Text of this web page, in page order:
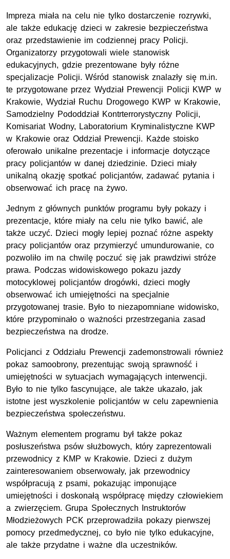
Impreza miała na celu nie tylko dostarczenie rozrywki,
ale także edukację dzieci w zakresie bezpieczeństwa
oraz przedstawienie im codziennej pracy Policji.
Organizatorzy przygotowali wiele stanowisk
edukacyjnych, gdzie prezentowane były różne
specjalizacje Policji. Wśród stanowisk znalazły się m.in.
te przygotowane przez Wydział Prewencji Policji KWP w
Krakowie, Wydział Ruchu Drogowego KWP w Krakowie,
Samodzielny Pododdział Kontrterrorystyczny Policji,
Komisariat Wodny, Laboratorium Kryminalistyczne KWP
w Krakowie oraz Oddział Prewencji. Każde stoisko
oferowało unikalne prezentacje i informacje dotyczące
pracy policjantów w danej dziedzinie. Dzieci miały
unikalną okazję spotkać policjantów, zadawać pytania i
obserwować ich pracę na żywo.
Jednym z głównych punktów programu były pokazy i
prezentacje, które miały na celu nie tylko bawić, ale
także uczyć. Dzieci mogły lepiej poznać różne aspekty
pracy policjantów oraz przymierzyć umundurowanie, co
pozwoliło im na chwilę poczuć się jak prawdziwi stróże
prawa. Podczas widowiskowego pokazu jazdy
motocyklowej policjantów drogówki, dzieci mogły
obserwować ich umiejętności na specjalnie
przygotowanej trasie. Było to niezapomniane widowisko,
które przypominało o ważności przestrzegania zasad
bezpieczeństwa na drodze.
Policjanci z Oddziału Prewencji zademonstrowali również
pokaz samoobrony, prezentując swoją sprawność i
umiejętności w sytuacjach wymagających interwencji.
Było to nie tylko fascynujące, ale także ukazało, jak
istotne jest wyszkolenie policjantów w celu zapewnienia
bezpieczeństwa społeczeństwu.
Ważnym elementem programu był także pokaz
posłuszeństwa psów służbowych, który zaprezentowali
przewodnicy z KMP w Krakowie. Dzieci z dużym
zainteresowaniem obserwowały, jak przewodnicy
współpracują z psami, pokazując imponujące
umiejętności i doskonałą współpracę między człowiekiem
a zwierzęciem. Grupa Społecznych Instruktorów
Młodzieżowych PCK przeprowadziła pokazy pierwszej
pomocy przedmedycznej, co było nie tylko edukacyjne,
ale także przydatne i ważne dla uczestników.